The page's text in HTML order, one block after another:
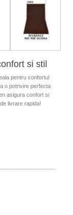
si stil
pentru confortul
o potrivire perfecta
asigura confort si
livrare rapida!